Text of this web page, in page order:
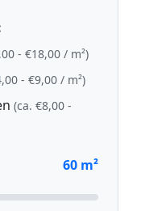
- €18,00 / m²)
- €9,00 / m²)
(ca. €8,00 -
60 m²